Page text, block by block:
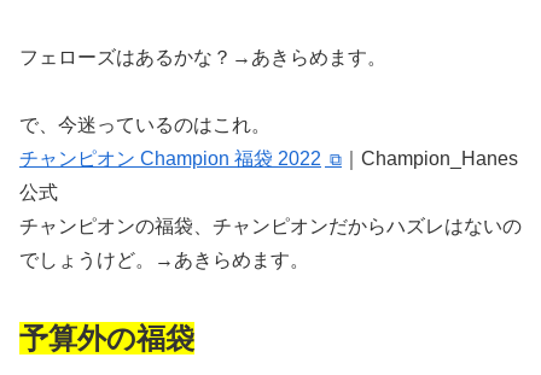
フェローズはあるかな？→あきらめます。
で、今迷っているのはこれ。
チャンピオン Champion 福袋 2022
｜Champion_Hanes
公式
チャンピオンの福袋、チャンピオンだからハズレはないの
でしょうけど。→あきらめます。
予算外の福袋